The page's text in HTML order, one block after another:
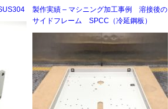
製作実績 – マシニング加工事例 溶接後の
サイドフレーム SPCC（冷延鋼板）